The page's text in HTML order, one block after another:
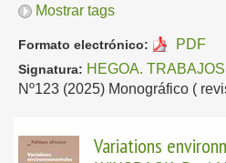
Mostrar tags
Formato electrónico: PDF
Signatura: HEGOA.
Nº123 (2025) Monográfico (
Variations